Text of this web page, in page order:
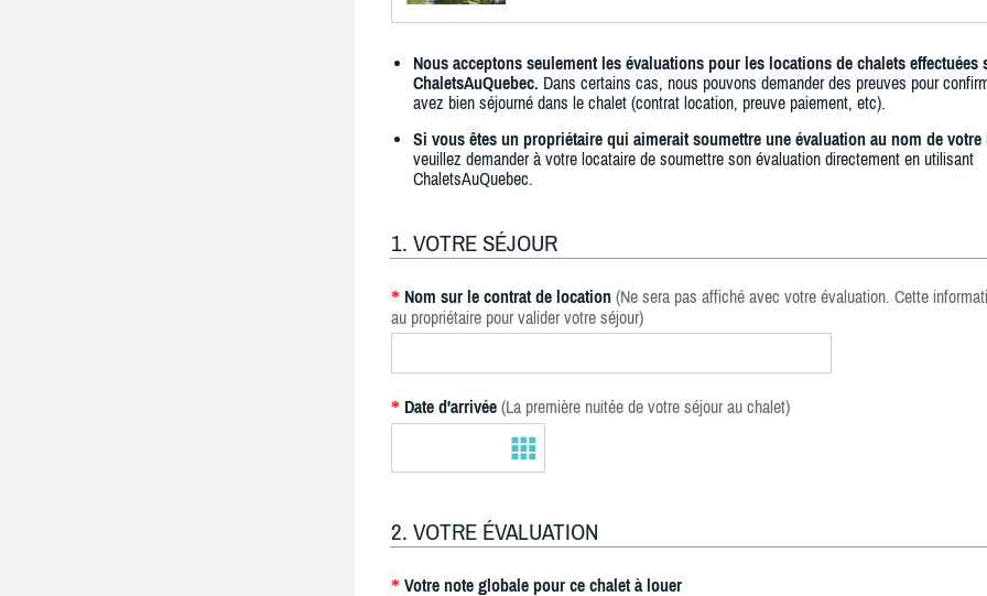
Nous acceptons seulement les évaluations pour les locations de chalets effectuées
ChaletsAuQuebec. Dans certains cas, nous pouvons demander des preuves pour
avez bien séjourné dans le chalet (contrat location, preuve paiement, etc).
Si vous êtes un propriétaire qui aimerait soumettre une évaluation au nom de votre
veuillez demander à votre locataire de soumettre son évaluation directement en utilisant
ChaletsAuQuebec.
1. VOTRE SÉJOUR
* Nom sur le contrat de location (Ne sera pas affiché avec votre évaluation. Cette
au propriétaire pour valider votre séjour)
* Date d'arrivée (La première nuitée de votre séjour au chalet)
2. VOTRE ÉVALUATION
* Votre note globale pour ce chalet à louer